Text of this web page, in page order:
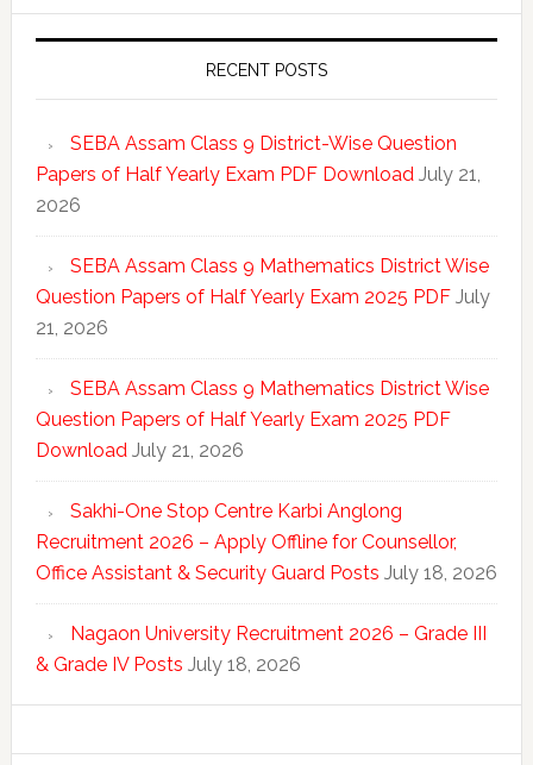
RECENT POSTS
SEBA Assam Class 9 District-Wise Question
Papers of Half Yearly Exam PDF Download July 21,
2026
SEBA Assam Class 9 Mathematics District Wise
Question Papers of Half Yearly Exam 2025 PDF July
21, 2026
SEBA Assam Class 9 Mathematics District Wise
Question Papers of Half Yearly Exam 2025 PDF
Download July 21, 2026
Sakhi-One Stop Centre Karbi Anglong
Recruitment 2026 – Apply Offline for Counsellor,
Office Assistant & Security Guard Posts July 18, 2026
Nagaon University Recruitment 2026 – Grade III
& Grade IV Posts July 18, 2026